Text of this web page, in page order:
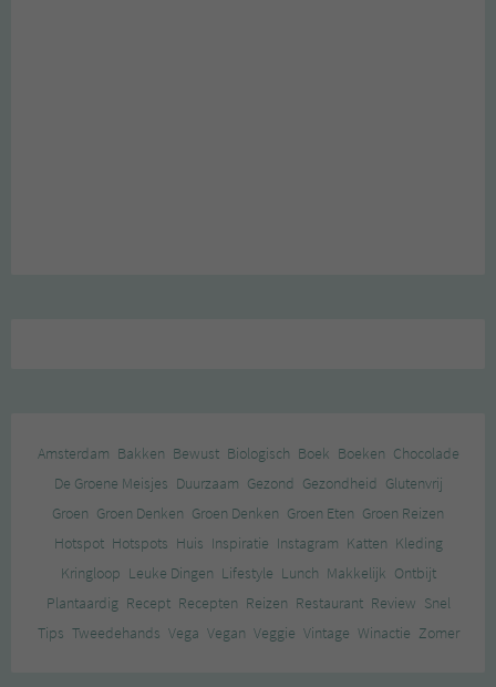
Amsterdam Bakken Bewust Biologisch Boek Boeken Chocolade
De Groene Meisjes Duurzaam Gezond Gezondheid Glutenvrij
Groen Groen Denken Groen Denken Groen Eten Groen Reizen
Hotspot Hotspots Huis Inspiratie Instagram Katten Kleding
Kringloop Leuke Dingen Lifestyle Lunch Makkelijk Ontbijt
Plantaardig Recept Recepten Reizen Restaurant Review Snel
Tips Tweedehands Vega Vegan Veggie Vintage Winactie Zomer